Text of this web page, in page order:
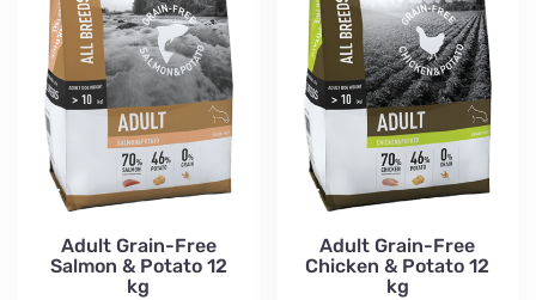
Adult Grain-Free
Salmon & Potato 12
kg
Adult Grain-Free
Chicken & Potato 12
kg